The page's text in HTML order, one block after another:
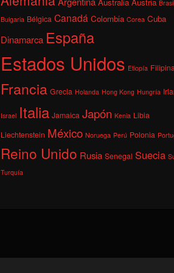
Brasil
Bulgaria Bélgica Canadá Colombia Corea Cuba
Dinamarca España
Estados Unidos Etiopía
Francia Grecia Holanda Hong Kong Hungría
Israel Italia Jamaica Japón Kenia Libia
Liechtenstein México Noruega Perú Polonia
Reino Unido Rusia Senegal Suecia
Turquía